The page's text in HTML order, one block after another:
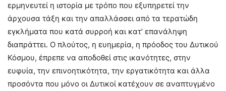
ερμηνευτεί η ιστορία με τρόπο που εξυπηρετεί την
άρχουσα τάξη και την απαλλάσσει από τα τερατώδη
εγκλήματα που κατά συρροή και κατ’ επανάληψη
διαπράττει. Ο πλούτος, η ευημερία, η πρόοδος του Δυτικού
Κόσμου, έπρεπε να αποδοθεί στις ικανότητες, στην
ευφυία, την επινοητικότητα, την εργατικότητα και άλλα
προσόντα που μόνο οι Δυτικοί κατέχουν σε αναπτυγμένο